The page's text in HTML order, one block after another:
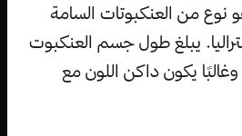
نوع من العنكبوتات السامة
يبلغ طول جسم العنكبوت
1 إلى 5 سم، وغالبًا يكون داكن اللون مع